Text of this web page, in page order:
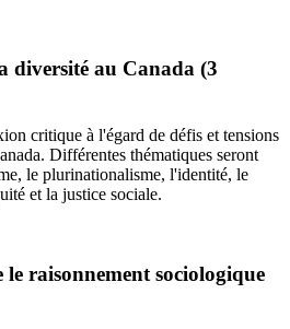
diversité au Canada (3
critique à l'égard de défis et tensions
Différentes thématiques seront
le plurinationalisme, l'identité, le
et la justice sociale.
raisonnement sociologique